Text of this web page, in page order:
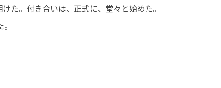
た。付き合いは、正式に、堂々と始めた。